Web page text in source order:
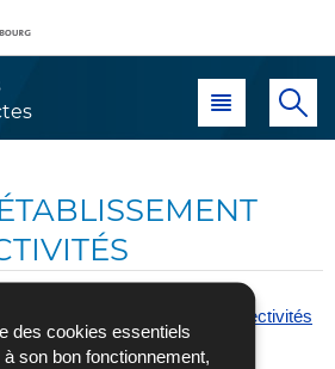
des cookies essentiels
son bon fonctionnement,
Menu principal
établissement des collectivités
Vers A à Z